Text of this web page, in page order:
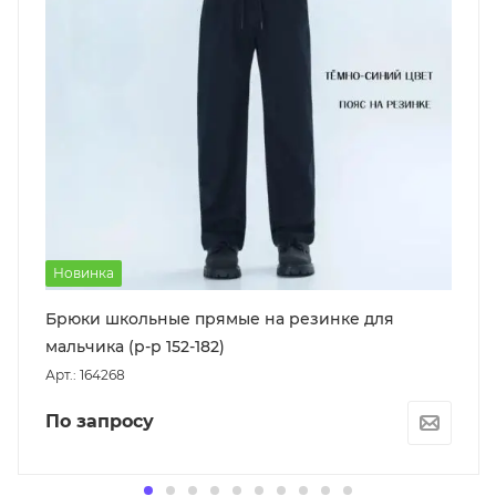
Новинка
Брюки школьные прямые на резинке для
мальчика (р-р 152-182)
Арт.: 164268
По запросу